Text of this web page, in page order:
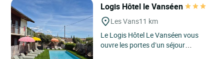
Logis Hôtel le Vanséen
Les Vans11 km
Le Logis Hôtel Le Vanséen vous
ouvre les portes d’un séjour